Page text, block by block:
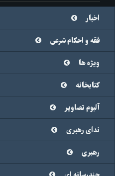
اخبار
فقه و احکام شرعی
ویژه ها
کتابخانه
آلبوم تصاویر
ندای رهبری
رهبری